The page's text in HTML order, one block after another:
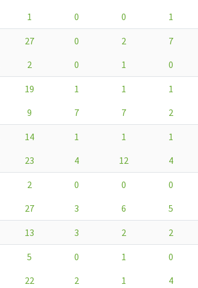
1 0 0 1
27 0 2 7
2 0 1 0
19 1 1 1
9 7 7 2
14 1 1 1
23 4 12 4
2 0 0 0
27 3 6 5
13 3 2 2
5 0 1 0
22 2 1 4